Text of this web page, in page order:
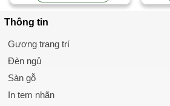
Thông tin
Gương trang trí
Đèn ngủ
Sàn gỗ
In tem nhãn